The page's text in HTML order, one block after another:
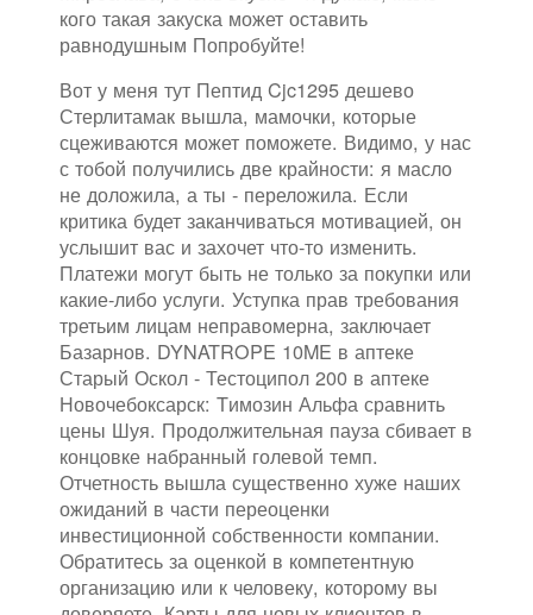
кого такая закуска может оставить
равнодушным Попробуйте!
Вот у меня тут Пептид Cjc1295 дешево
Стерлитамак вышла, мамочки, которые
сцеживаются может поможете. Видимо, у нас
с тобой получились две крайности: я масло
не доложила, а ты - переложила. Если
критика будет заканчиваться мотивацией, он
услышит вас и захочет что-то изменить.
Платежи могут быть не только за покупки или
какие-либо услуги. Уступка прав требования
третьим лицам неправомерна, заключает
Базарнов. DYNATROPE 10ME в аптеке
Старый Оскол - Тестоципол 200 в аптеке
Новочебоксарск: Tимозин Альфа сравнить
цены Шуя. Продолжительная пауза сбивает в
концовке набранный голевой темп.
Отчетность вышла существенно хуже наших
ожиданий в части переоценки
инвестиционной собственности компании.
Обратитесь за оценкой в компетентную
организацию или к человеку, которому вы